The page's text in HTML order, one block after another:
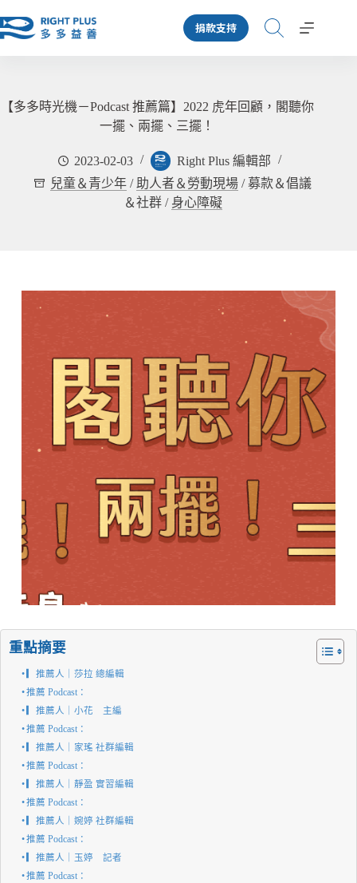
至
容
捐款支持
【多多時光機－Podcast 推薦篇】2022 虎年回顧，閣聽你
一擺、兩擺、三擺！
2023-02-03
Right Plus 編輯部
兒童＆青少年 / 助人者＆勞動現場 /募款＆倡議
＆社群 / 身心障礙
重點摘要
▎推薦人｜莎拉 總編輯
推薦 Podcast：
▎推薦人｜小花 主編
推薦 Podcast：
▎推薦人｜家瑤 社群編輯
推薦 Podcast：
▎推薦人｜靜盈 實習編輯
推薦 Podcast：
▎推薦人｜婉婷 社群編輯
推薦 Podcast：
▎推薦人｜玉婷 記者
推薦 Podcast：